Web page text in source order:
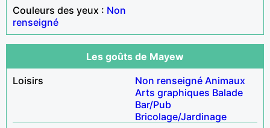
Couleurs des yeux : Non
renseigné
Les goûts de Mayew
Loisirs
Non renseigné Animaux
Arts graphiques Balade
Bar/Pub
Bricolage/Jardinage